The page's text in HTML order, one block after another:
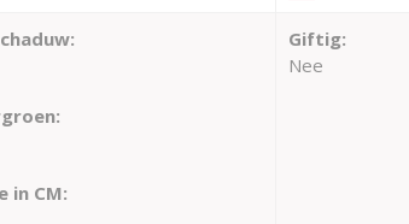
in CM:
Giftig:
Nee